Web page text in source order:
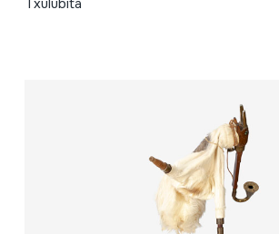
Txulubita